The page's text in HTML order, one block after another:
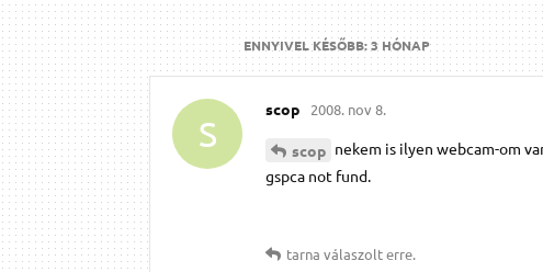
ENNYIVEL KÉSŐBB:3 HÓNAP
S
scop 2008. nov 8.
scop nekem is ilyen webcam-om
gspca not fund.
tarna válaszolt erre.